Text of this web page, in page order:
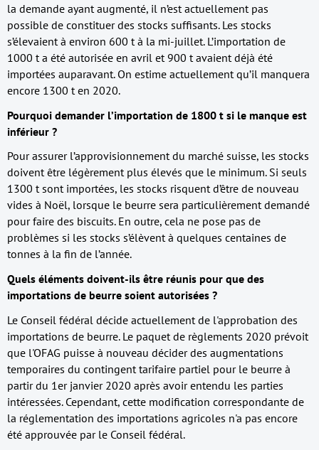
la demande ayant augmenté, il n’est actuellement pas
possible de constituer des stocks suffisants. Les stocks
s’élevaient à environ 600 t à la mi-juillet. L’importation de
1000 t a été autorisée en avril et 900 t avaient déjà été
importées auparavant. On estime actuellement qu’il manquera
encore 1300 t en 2020.
Pourquoi demander l’importation de 1800 t si le manque est
inférieur ?
Pour assurer l’approvisionnement du marché suisse, les stocks
doivent être légèrement plus élevés que le minimum. Si seuls
1300 t sont importées, les stocks risquent d’être de nouveau
vides à Noël, lorsque le beurre sera particulièrement demandé
pour faire des biscuits. En outre, cela ne pose pas de
problèmes si les stocks s’élèvent à quelques centaines de
tonnes à la fin de l’année.
Quels éléments doivent-ils être réunis pour que des
importations de beurre soient autorisées ?
Le Conseil fédéral décide actuellement de l'approbation des
importations de beurre. Le paquet de règlements 2020 prévoit
que l'OFAG puisse à nouveau décider des augmentations
temporaires du contingent tarifaire partiel pour le beurre à
partir du 1er janvier 2020 après avoir entendu les parties
intéressées. Cependant, cette modification correspondante de
la réglementation des importations agricoles n'a pas encore
été approuvée par le Conseil fédéral.